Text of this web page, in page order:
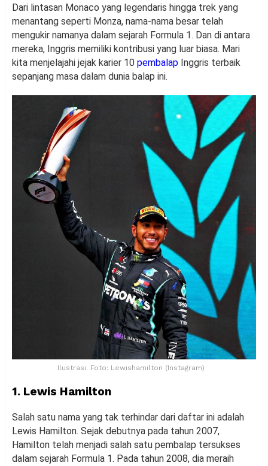
Dari lintasan Monaco yang legendaris hingga trek yang
menantang seperti Monza, nama-nama besar telah
mengukir namanya dalam sejarah Formula 1. Dan di antara
mereka, Inggris memiliki kontribusi yang luar biasa. Mari
kita menjelajahi jejak karier 10 pembalap Inggris terbaik
sepanjang masa dalam dunia balap ini.
Ilustrasi. Foto: Lewishamilton (Instagram)
1. Lewis Hamilton
Salah satu nama yang tak terhindar dari daftar ini adalah
Lewis Hamilton. Sejak debutnya pada tahun 2007,
Hamilton telah menjadi salah satu pembalap tersukses
dalam sejarah Formula 1. Pada tahun 2008, dia meraih